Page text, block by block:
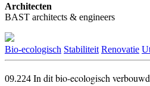
Architecten
BAST architects & engineers
Bio-ecologisch Stabiliteit Renovatie
09.224 In dit bio-ecologisch